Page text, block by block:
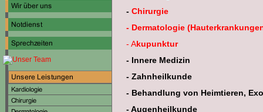
- Chirurgie
- Dermatologie
- Akupunktur
- Innere Medizin
- Zahnheilkunde
- Behandlung von Heimtieren,
- Augenheilkunde